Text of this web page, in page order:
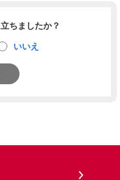
ちましたか？
いいえ